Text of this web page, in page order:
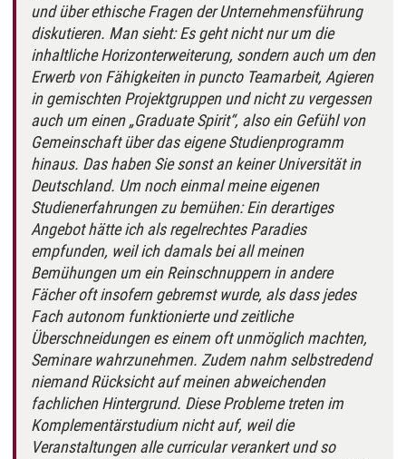
und über ethische Fragen der Unternehmensführung
diskutieren. Man sieht: Es geht nicht nur um die
inhaltliche Horizonterweiterung, sondern auch um den
Erwerb von Fähigkeiten in puncto Teamarbeit, Agieren
in gemischten Projektgruppen und nicht zu vergessen
auch um einen „Graduate Spirit“, also ein Gefühl von
Gemeinschaft über das eigene Studienprogramm
hinaus. Das haben Sie sonst an keiner Universität in
Deutschland. Um noch einmal meine eigenen
Studienerfahrungen zu bemühen: Ein derartiges
Angebot hätte ich als regelrechtes Paradies
empfunden, weil ich damals bei all meinen
Bemühungen um ein Reinschnuppern in andere
Fächer oft insofern gebremst wurde, als dass jedes
Fach autonom funktionierte und zeitliche
Überschneidungen es einem oft unmöglich machten,
Seminare wahrzunehmen. Zudem nahm selbstredend
niemand Rücksicht auf meinen abweichenden
fachlichen Hintergrund. Diese Probleme treten im
Komplementärstudium nicht auf, weil die
Veranstaltungen alle curricular verankert und so